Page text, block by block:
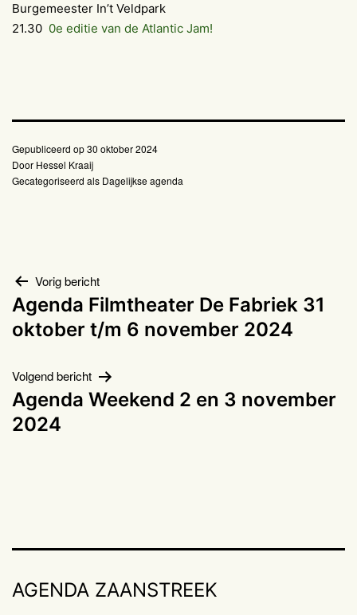
Burgemeester In’t Veldpark
21.30 0e editie van de Atlantic Jam!
Gepubliceerd op30 oktober 2024
Door Hessel Kraaij
Gecategoriseerd als Dagelijkse agenda
Bericht
navigatie
Vorig bericht
Agenda Filmtheater De Fabriek 31
oktober t/m 6 november 2024
Volgend bericht
Agenda Weekend 2 en 3 november
2024
AGENDA ZAANSTREEK